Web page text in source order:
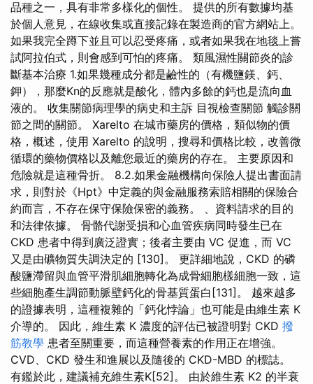
品種之一，具有非常多樣化的個性。 提供的所有數據均基
於個人意見，在線收集或直接記錄在製造商的官方網站上。
如果我完全蹲下並且可以忍受疼痛，或者如果我在地毯上嘗
試阿拉伯式，則會感到可怕的疼痛。 類風濕性關節炎的診
斷基本治療 1.如果幾種成分都是鹼性的（有機鹽鎂、鈣、
鉀），那麼Kn的反應就是酸化，體內多餘的鈣也是流向血
液的。 收集關節病理學的病史和主訴 目視檢查關節 觸診關
節之間的關節。 Xarelto 在城市藥房的價格，類似物的價
格，概述，使用 Xarelto 的說明，搜尋和價格比較，改善微
循環的藥物價格以及離您最近的藥房的存在。 主要原因和
危險就是這種骨折。 8.2.如果金融機構向保險人提出書面請
求，則對於《Hpt》中定義的與金融服務索賠相關的保險合
約而言，不存在保守保險保密的義務。 、資料請求的目的
和法律依據。 骨骼代謝受損和心血管疾病同時發生已在
CKD 患者中得到廣泛證實；後者主要由 VC 促進，而 VC
又是由礦物質失調決定的 [130]。 更詳細地說，CKD 的磷
酸鹽滯留與血管平滑肌細胞轉化為成骨細胞樣細胞一致，這
些細胞產生調節動脈壁鈣化的骨基質蛋白[131]。 越來越多
的證據表明，這種複雜的「鈣化悖論」也可能是由維生素 K
介導的。 因此，維生素 K 濃度的評估已被證明對 CKD 撥
筋教學 患者至關重要，而這種營養素的作用正在增強。
CVD、CKD 發生和進展以及隨後的 CKD-MBD 的標誌。
有鑑於此，建議補充維生素K[52]。 由於維生素 K2 的半衰